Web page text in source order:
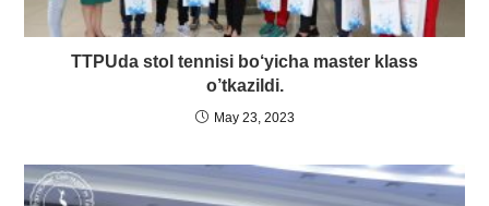
TTPUda stol tennisi bo‘yicha master klass
o’tkazildi.
May 23, 2023